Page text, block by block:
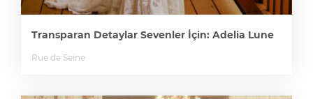
Transparan Detaylar Sevenler İçin: Adelia Lune
Rue de Seine